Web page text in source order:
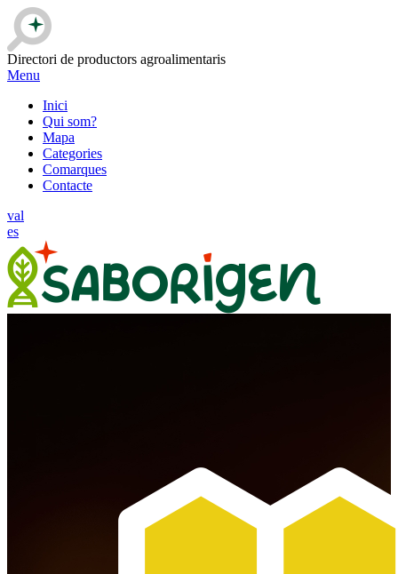
Directori de productors agroalimentaris
Menu
Inici
Qui som?
Mapa
Categories
Comarques
Contacte
val
es